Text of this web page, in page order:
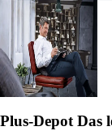
Plus-Depot Das